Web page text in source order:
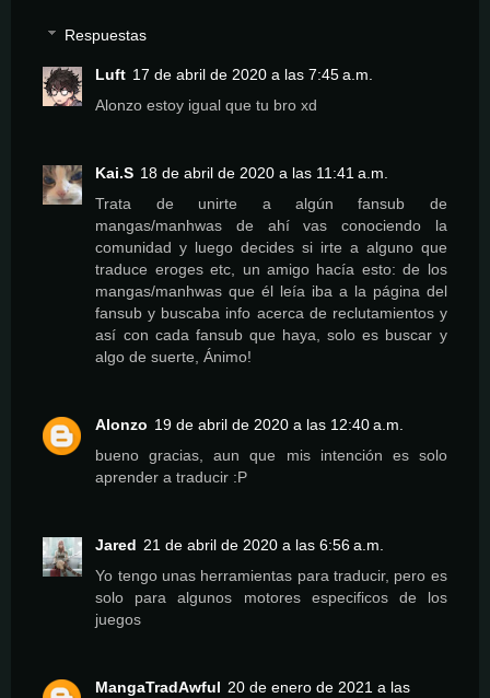
Respuestas
Luft 17 de abril de 2020 a las 7:45 a.m.
Alonzo estoy igual que tu bro xd
Kai.S 18 de abril de 2020 a las 11:41 a.m.
Trata de unirte a algún fansub de
mangas/manhwas de ahí vas conociendo la
comunidad y luego decides si irte a alguno que
traduce eroges etc, un amigo hacía esto: de los
mangas/manhwas que él leía iba a la página del
fansub y buscaba info acerca de reclutamientos y
así con cada fansub que haya, solo es buscar y
algo de suerte, Ánimo!
Alonzo 19 de abril de 2020 a las 12:40 a.m.
bueno gracias, aun que mis intención es solo
aprender a traducir :P
Jared 21 de abril de 2020 a las 6:56 a.m.
Yo tengo unas herramientas para traducir, pero es
solo para algunos motores especificos de los
juegos
MangaTradAwful 20 de enero de 2021 a las